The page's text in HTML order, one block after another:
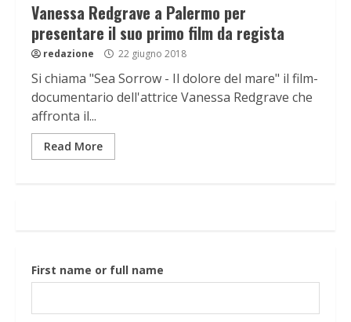
Vanessa Redgrave a Palermo per
presentare il suo primo film da regista
redazione 22 giugno 2018
Si chiama "Sea Sorrow - Il dolore del mare" il film-
documentario dell'attrice Vanessa Redgrave che
affronta il...
Read More
First name or full name